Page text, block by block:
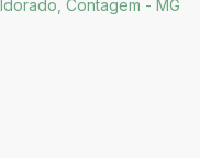
Contagem - MG